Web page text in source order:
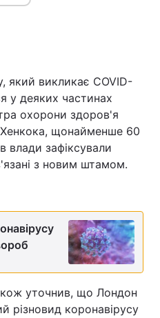
Війна
Політика
Світ
Лайт
Інциденти
Туризм
Погода
який викликає COVID-
у деяких частинах
охорони здоров'я
Хенкока, щонайменше 60
влади зафіксували
з новим штамом.
уточнив, що Лондон
різновид коронавірусу